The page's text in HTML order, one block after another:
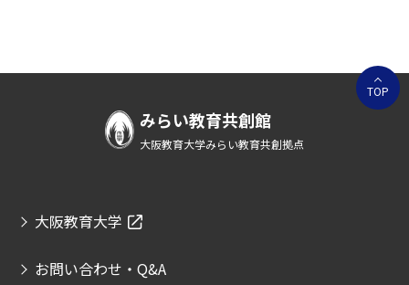
TOP
みらい教育共創館
大阪教育大学みらい教育共創拠点
大阪教育大学
お問い合わせ・Q&A